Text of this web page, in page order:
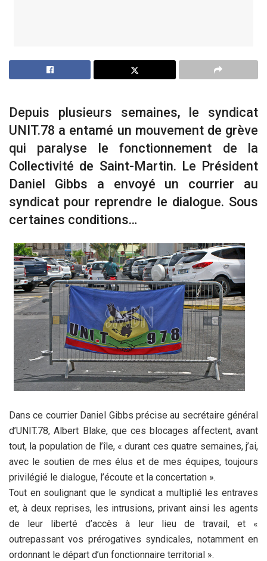
Depuis plusieurs semaines, le syndicat
UNIT.78 a entamé un mouvement de grève
qui paralyse le fonctionnement de la
Collectivité de Saint-Martin. Le Président
Daniel Gibbs a envoyé un courrier au
syndicat pour reprendre le dialogue. Sous
certaines conditions…
Dans ce courrier Daniel Gibbs précise au secrétaire général
d’UNIT.78, Albert Blake, que ces blocages affectent, avant
tout, la population de l’île, « durant ces quatre semaines, j’ai,
avec le soutien de mes élus et de mes équipes, toujours
privilégié le dialogue, l’écoute et la concertation ».
Tout en soulignant que le syndicat a multiplié les entraves
et, à deux reprises, les intrusions, privant ainsi les agents
de leur liberté d’accès à leur lieu de travail, et «
outrepassant vos prérogatives syndicales, notamment en
ordonnant le départ d’un fonctionnaire territorial ».